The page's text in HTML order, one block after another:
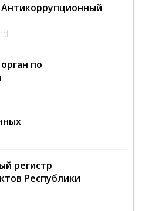
по
регистр
Республики